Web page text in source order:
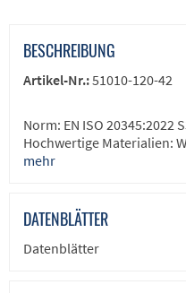
BESCHREIBUNG
Artikel-Nr.:51010-120-42
Norm: EN ISO 20345:2022
Hochwertige Materialien:
mehr
DATENBLÄTTER
Datenblätter